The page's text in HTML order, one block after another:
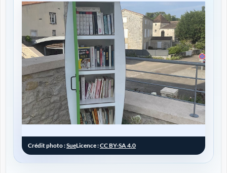
Crédit photo :SueLicence :CC BY-SA 4.0